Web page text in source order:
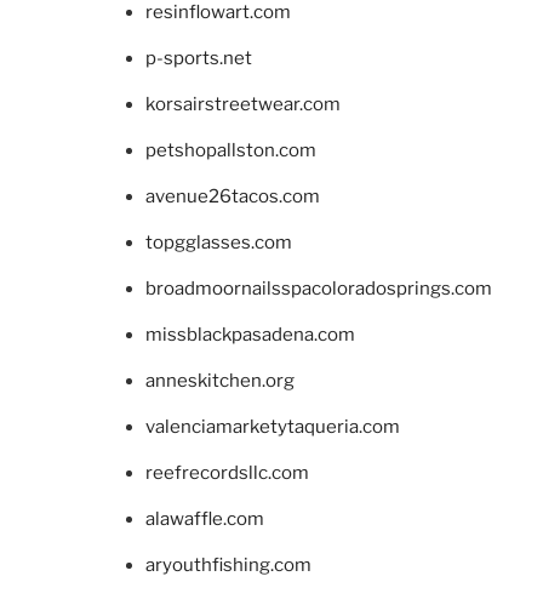
resinflowart.com
p-sports.net
korsairstreetwear.com
petshopallston.com
avenue26tacos.com
topgglasses.com
broadmoornailsspacoloradosprings.com
missblackpasadena.com
anneskitchen.org
valenciamarketytaqueria.com
reefrecordsllc.com
alawaffle.com
aryouthfishing.com